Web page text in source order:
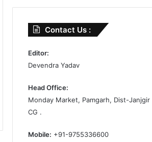
Contact Us :
Editor:
Devendra Yadav
Head Office:
Monday Market, Pamgarh, Dist-Janjgir
CG .
Mobile: +91-9755336600